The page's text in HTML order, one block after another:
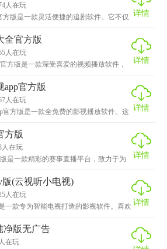
人在玩
方版是一款灵活便捷的追剧软件。它不仅
详情
全官方版
人在玩
方版是一款深受喜爱的视频播放软件，
详情
app官方版
人在玩
官方版是一款全免费的影视播放软件。这 详情
方版
人在玩
是一款精彩的赛事直播平台，致力于为
详情
版(云视听小电视)
人在玩
一款专为智能电视打造的影视软件。喜欢 详情
净版无广告
人在玩